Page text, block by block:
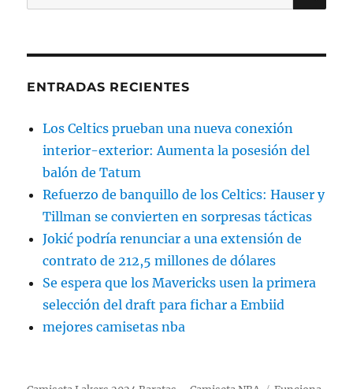
por:
ENTRADAS RECIENTES
Los Celtics prueban una nueva conexión
interior-exterior: Aumenta la posesión del
balón de Tatum
Refuerzo de banquillo de los Celtics: Hauser y
Tillman se convierten en sorpresas tácticas
Jokić podría renunciar a una extensión de
contrato de 212,5 millones de dólares
Se espera que los Mavericks usen la primera
selección del draft para fichar a Embiid
mejores camisetas nba